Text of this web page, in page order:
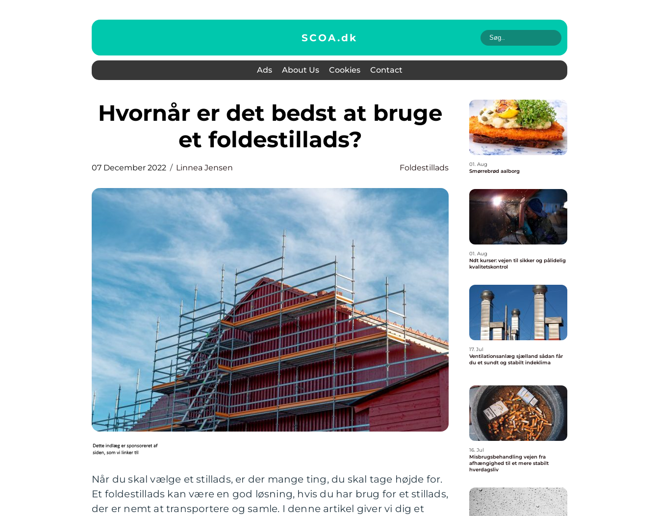
SCOA.dk
Ads About Us Cookies Contact
Hvornår er det bedst at bruge
et foldestillads?
07 December 2022 Linnea Jensen Foldestillads
Når du skal vælge et stillads, er der mange ting, du skal tage højde for.
Et foldestillads kan være en god løsning, hvis du har brug for et stillads,
der er nemt at transportere og samle. I denne artikel giver vi dig et
01. Aug
Smørrebrød aalborg
01. Aug
Ndt kurser: vejen til sikker og pålidelig
kvalitetskontrol
17. Jul
Ventilationsanlæg sjælland sådan får
du et sundt og stabilt indeklima
16. Jul
Misbrugsbehandling vejen fra
afhængighed til et mere stabilt
hverdagsliv